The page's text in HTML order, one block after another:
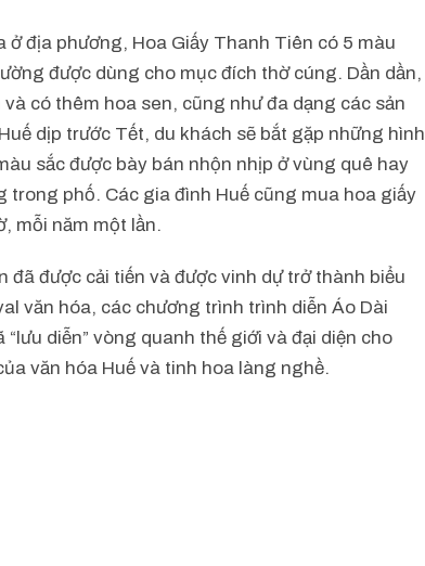
ở địa phương, Hoa Giấy Thanh Tiên có 5 màu
được dùng cho mục đích thờ cúng. Dần dần,
có thêm hoa sen, cũng như đa dạng các sản
dịp trước Tết, du khách sẽ bắt gặp những hình
sắc được bày bán nhộn nhịp ở vùng quê hay
trong phố. Các gia đình Huế cũng mua hoa giấy
mỗi năm một lần.
đã được cải tiến và được vinh dự trở thành biểu
văn hóa, các chương trình trình diễn Áo Dài
“lưu diễn” vòng quanh thế giới và đại diện cho
văn hóa Huế và tinh hoa làng nghề.